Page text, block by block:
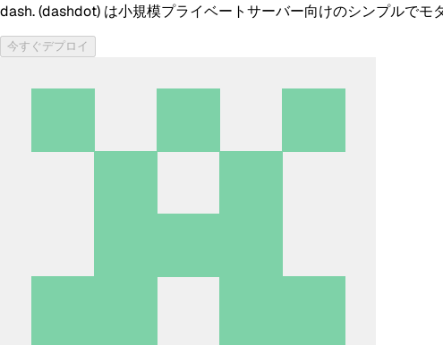
dash. (dashdot) は小規模プライベートサーバー向けのシンプルでモ
今すぐデプロイ